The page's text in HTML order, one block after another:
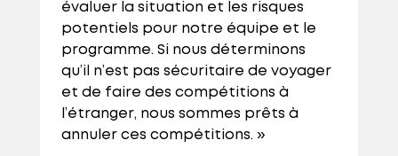
évaluer la situation et les risques
potentiels pour notre équipe et le
programme. Si nous déterminons
qu’il n’est pas sécuritaire de voyager
et de faire des compétitions à
l’étranger, nous sommes prêts à
annuler ces compétitions. »